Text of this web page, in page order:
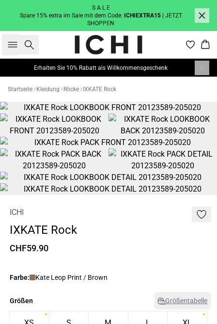
S A L E
Spare 15% extra im Sale mit dem Code: ICHIEXTRA15
| JETZT
SHOPPEN
Suche
Erhalten Sie 10% Rabatt als Willkommensgeschenk
Startseite Kleidung Röcke IXKATE Rock
ICHI
IXKATE Rock
CHF59.90
Farbe: Kate Leop Print / Brown
Größen Größentabelle